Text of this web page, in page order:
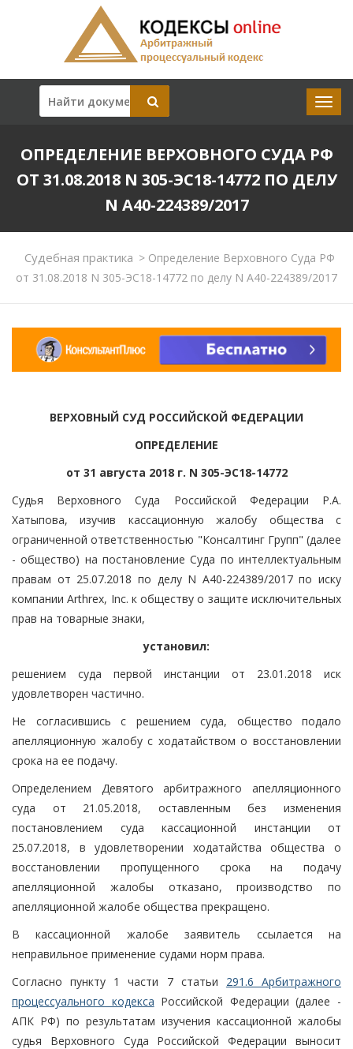
ОПРЕДЕЛЕНИЕ ВЕРХОВНОГО СУДА РФ
ОТ 31.08.2018 N 305-ЭС18-14772 ПО ДЕЛУ
N А40-224389/2017
Судебная практика >Определение Верховного Суда РФ
от 31.08.2018 N 305-ЭС18-14772 по делу N А40-224389/2017
ВЕРХОВНЫЙ СУД РОССИЙСКОЙ ФЕДЕРАЦИИ
ОПРЕДЕЛЕНИЕ
от 31 августа 2018 г. N 305-ЭС18-14772
Судья Верховного Суда Российской Федерации Р.А.
Хатыпова, изучив кассационную жалобу общества с
ограниченной ответственностью "Консалтинг Групп" (далее
- общество) на постановление Суда по интеллектуальным
правам от 25.07.2018 по делу N А40-224389/2017 по иску
компании Arthrex, Inc. к обществу о защите исключительных
прав на товарные знаки,
установил:
решением суда первой инстанции от 23.01.2018 иск
удовлетворен частично.
Не согласившись с решением суда, общество подало
апелляционную жалобу с ходатайством о восстановлении
срока на ее подачу.
Определением Девятого арбитражного апелляционного
суда от 21.05.2018, оставленным без изменения
постановлением суда кассационной инстанции от
25.07.2018, в удовлетворении ходатайства общества о
восстановлении пропущенного срока на подачу
апелляционной жалобы отказано, производство по
апелляционной жалобе общества прекращено.
В кассационной жалобе заявитель ссылается на
неправильное применение судами норм права.
Согласно пункту 1 части 7 статьи 291.6 Арбитражного
процессуального кодекса Российской Федерации (далее -
АПК РФ) по результатам изучения кассационной жалобы
судья Верховного Суда Российской Федерации выносит